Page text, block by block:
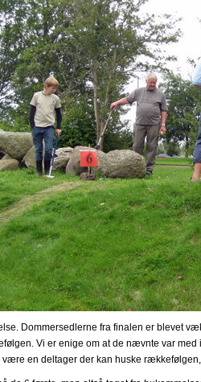
Dommersedlerne fra finalen er blevet
Vi er enige om at de nævnte var med
være en deltager der kan huske